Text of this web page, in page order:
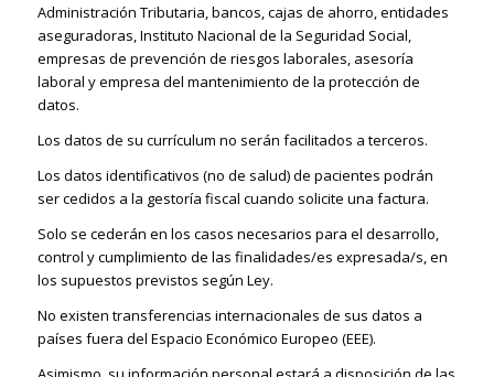
Administración Tributaria, bancos, cajas de ahorro, entidades
aseguradoras, Instituto Nacional de la Seguridad Social,
empresas de prevención de riesgos laborales, asesoría
laboral y empresa del mantenimiento de la protección de
datos.
Los datos de su currículum no serán facilitados a terceros.
Los datos identificativos (no de salud) de pacientes podrán
ser cedidos a la gestoría fiscal cuando solicite una factura.
Solo se cederán en los casos necesarios para el desarrollo,
control y cumplimiento de las finalidades/es expresada/s, en
los supuestos previstos según Ley.
No existen transferencias internacionales de sus datos a
países fuera del Espacio Económico Europeo (EEE).